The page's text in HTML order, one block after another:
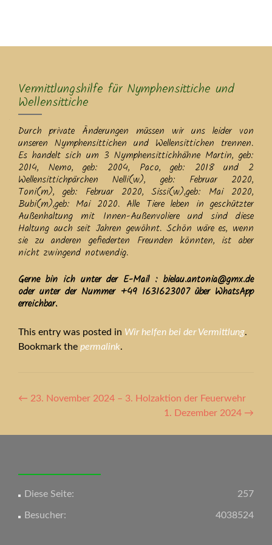
Vermittlungshilfe für Nymphensittiche und
Wellensittiche
Durch private Änderungen müssen wir uns leider von
unseren Nymphensittichen und Wellensittichen trennen.
Es handelt sich um 3 Nymphensittichhähne Martin, geb:
2014, Nemo, geb: 2004, Paco, geb: 2018 und 2
Wellensittichpärchen Nelli(w), geb: Februar 2020,
Toni(m), geb: Februar 2020, Sissi(w),geb: Mai 2020,
Bubi(m),geb: Mai 2020. Alle Tiere leben in geschützter
Außenhaltung mit Innen-Außenvoliere und sind diese
Haltung auch seit Jahren gewöhnt. Schön wäre es, wenn
sie zu anderen gefiederten Freunden könnten, ist aber
nicht zwingend notwendig.
Gerne bin ich unter der E-Mail : bielau.antonia@gmx.de
oder unter der Nummer +49 1631623007 über WhatsApp
erreichbar.
This entry was posted in Wir helfen bei der Vermittlung.
Bookmark the permalink.
Artikel-
← 23. November 2024 – 3. Holzaktion der Feuerwehr
1. Dezember 2024 →
257
Diese Seite:
4038524
Besucher: